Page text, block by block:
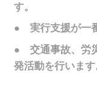
す。
● 実行支援が一
● 交通事故、労
発活動